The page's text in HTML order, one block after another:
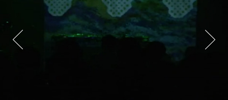
CinePOLSKA – filme poloneze la
București
PEOPLE OF ROMANIA se lansează la
galeria Simeza
All Stars For Outernational